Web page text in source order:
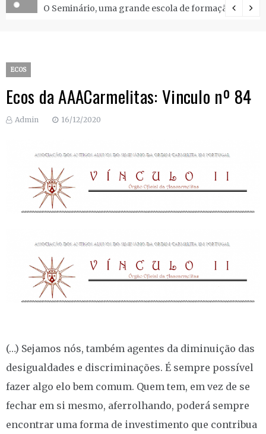
O Seminário, uma grande escola de formação.
ECOS
Ecos da AAACarmelitas: Vinculo nº 84
Admin 16/12/2020
(…) Sejamos nós, também agentes da diminuição das
desigualdades e discriminações. É sempre possível
fazer algo elo bem comum. Quem tem, em vez de se
fechar em si mesmo, aferrolhando, poderá sempre
encontrar uma forma de investimento que contribua